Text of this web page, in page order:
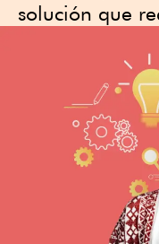
solución que